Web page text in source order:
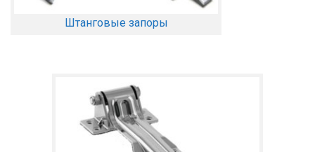
Штанговые запоры